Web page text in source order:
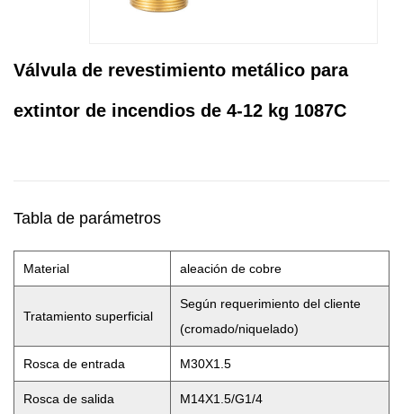
Válvula de revestimiento metálico para
extintor de incendios de 4-12 kg 1087C
Tabla de parámetros
Material aleación de cobre
Tratamiento superficial
Según requerimiento del cliente
(cromado/niquelado)
Rosca de entrada M30X1.5
Rosca de salida M14X1.5/G1/4